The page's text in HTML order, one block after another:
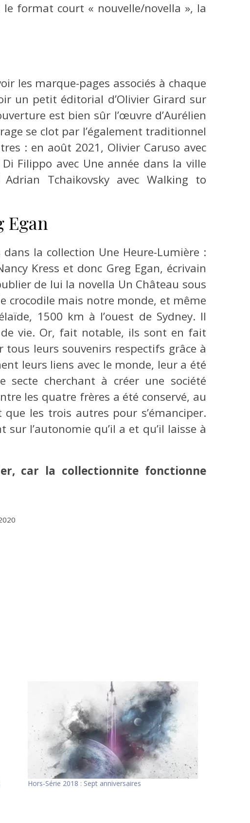
format court « nouvelle/novella », la
les marque-pages associés à chaque
un petit éditorial d’Olivier Girard sur
est bien sûr l’œuvre d’Aurélien
se clot par l’également traditionnel
: en août 2021, Olivier Caruso avec
Filippo avec Une année dans la ville
Tchaikovsky avec Walking to
Egan
la collection Une Heure-Lumière :
Kress et donc Greg Egan, écrivain
de lui la novella Un Château sous
crocodile mais notre monde, et même
1500 km à l’ouest de Sydney. Il
vie. Or, fait notable, ils sont en fait
leurs souvenirs respectifs grâce à
leurs liens avec le monde, leur a été
cherchant à créer une société
les quatre frères a été conservé, au
les trois autres pour s’émanciper.
l’autonomie qu’il a et qu’il laisse à
car la collectionnite fonctionne
Hors-Série 2018 : Sept anniversaires